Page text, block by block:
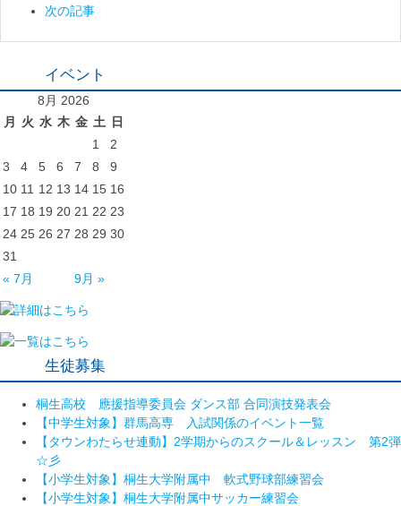
次の記事
イベント
8月 2026
月
火 水 木 金 土
日
1
2
3
4 5 6 7 8
9
10 11 12 13 14 15 16
17 18 19 20 21 22 23
24 25 26 27 28 29 30
31
« 7月
9月 »
生徒募集
桐生高校 應援指導委員会 ダンス部 合同演技発表会
【中学生対象】群馬高専 入試関係のイベント一覧
【タウンわたらせ連動】2学期からのスクール＆レッスン 第2弾
☆彡
【小学生対象】桐生大学附属中 軟式野球部練習会
【小学生対象】桐生大学附属中サッカー練習会